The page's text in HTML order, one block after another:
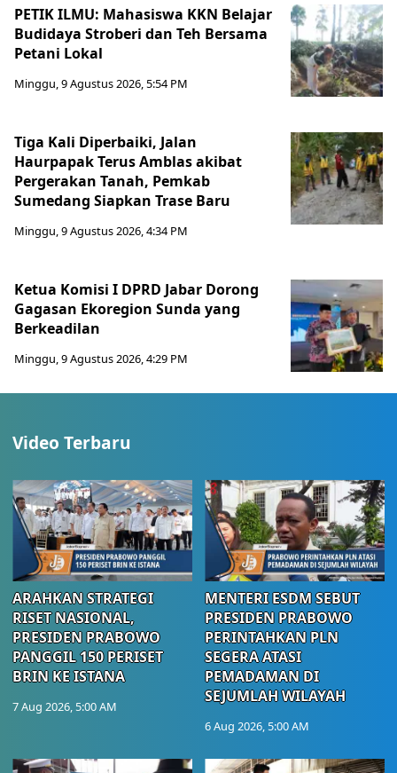
PETIK ILMU: Mahasiswa KKN Belajar
Budidaya Stroberi dan Teh Bersama
Petani Lokal
Minggu, 9 Agustus 2026, 5:54 PM
Tiga Kali Diperbaiki, Jalan
Haurpapak Terus Amblas akibat
Pergerakan Tanah, Pemkab
Sumedang Siapkan Trase Baru
Minggu, 9 Agustus 2026, 4:34 PM
Ketua Komisi I DPRD Jabar Dorong
Gagasan Ekoregion Sunda yang
Berkeadilan
Minggu, 9 Agustus 2026, 4:29 PM
Video Terbaru
ARAHKAN STRATEGI
RISET NASIONAL,
PRESIDEN PRABOWO
PANGGIL 150 PERISET
BRIN KE ISTANA
7 Aug 2026, 5:00 AM
MENTERI ESDM SEBUT
PRESIDEN PRABOWO
PERINTAHKAN PLN
SEGERA ATASI
PEMADAMAN DI
SEJUMLAH WILAYAH
6 Aug 2026, 5:00 AM